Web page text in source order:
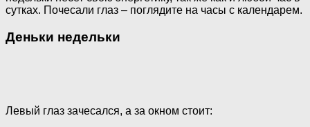
сутках. Почесали глаз – поглядите на часы с календарем.
Деньки недельки
Левый глаз зачесался, а за окном стоит: